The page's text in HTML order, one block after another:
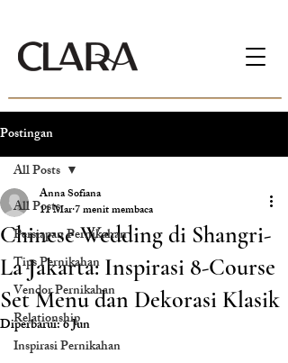
Postingan
All Posts
Persiapan Pernikahan
Tips Pernikahan
Vendor Pernikahan
Relationship
Inspirasi Pernikahan
All Posts
Chinese Wedding di Shangri-
La Jakarta: Inspirasi 8-Course
Set Menu dan Dekorasi Klasik
Anna Sofiana
11 Mar7 menit membaca
Diperbarui:6 Jun